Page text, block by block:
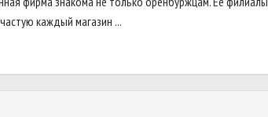
каждый магазин ...